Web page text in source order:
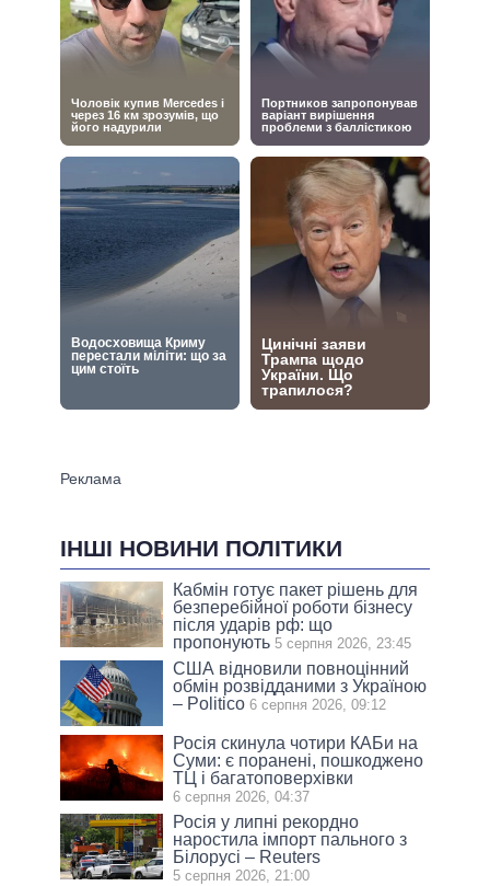
ІНШІ НОВИНИ ПОЛІТИКИ
Кабмін готує пакет рішень для
безперебійної роботи бізнесу
після ударів рф: що
пропонують 5 серпня 2026, 23:45
США відновили повноцінний
обмін розвідданими з Україною
– Politico 6 серпня 2026, 09:12
Росія скинула чотири КАБи на
Суми: є поранені, пошкоджено
ТЦ і багатоповерхівки
6 серпня 2026, 04:37
Росія у липні рекордно
наростила імпорт пального з
Білорусі – Reuters
5 серпня 2026, 21:00